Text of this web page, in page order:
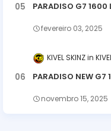
PARADISO G7 1600
fevereiro 03, 2025
KIVEL SKINZ
PARADISO NEW
novembro 15, 2025